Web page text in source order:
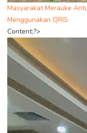
Masyarakat Merauke
Menggunakan QRIS
Content;?>